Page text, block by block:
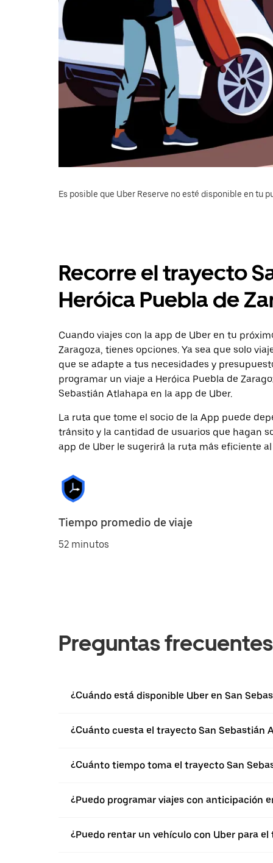
Es posible que Uber Reserve no esté disponible en tu
Recorre el trayecto
Heróica Puebla de
Cuando viajes con la app de Uber en tu
Zaragoza, tienes opciones. Ya sea que solo
que se adapte a tus necesidades y
programar un viaje a Heróica Puebla de
Sebastián Atlahapa en la app de Uber.
La ruta que tome el socio de la App puede
tránsito y la cantidad de usuarios que hagan
app de Uber le sugerirá la ruta más eficiente
Tiempo promedio de viaje
52 minutos
Preguntas frecuentes
¿Cuándo está disponible Uber en San
¿Cuánto cuesta el trayecto San Sebastián
¿Cuánto tiempo toma el trayecto San
¿Puedo programar viajes con anticipación
¿Puedo rentar un vehículo con Uber para